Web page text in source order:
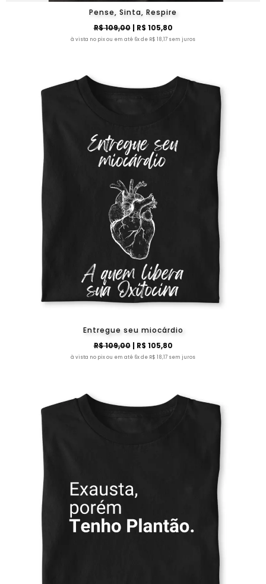
Pense, Sinta, Respire
R$ 109,00| R$ 105,80
à vista no pix ou em até 6x de R$ 18,17 sem juros
Entregue seu miocárdio
R$ 109,00| R$ 105,80
à vista no pix ou em até 6x de R$ 18,17 sem juros